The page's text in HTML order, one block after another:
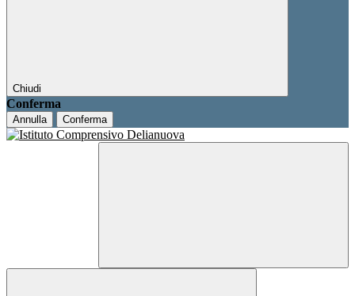
Chiudi
Conferma
Annulla Conferma